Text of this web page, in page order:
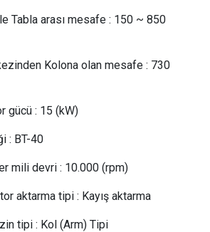
Tabla arası mesafe : 150 ~ 850
Kolona olan mesafe : 730
gücü : 15 (kW)
: BT-40
mili devri : 10.000 (rpm)
aktarma tipi : Kayış aktarma
tipi : Kol (Arm) Tipi